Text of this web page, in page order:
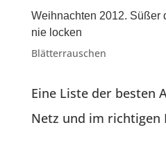
Weihnachten 2012. Süßer
nie locken
Blätterrauschen
Eine Liste der besten
Netz und im richtigen